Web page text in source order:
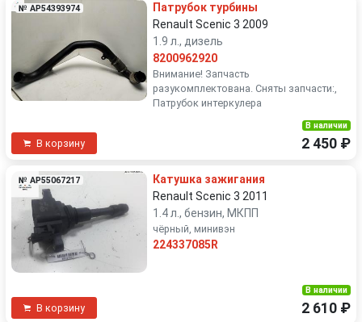
№ AP54393974
Патрубок турбины
Renault Scenic 3 2009
1.9 л., дизель
8200962920
Внимание! Запчасть
разукомплектована. Сняты запчасти:,
Патрубок интеркулера
В корзину
В наличии
2 450 ₽
№ AP55067217
Катушка зажигания
Renault Scenic 3 2011
1.4 л., бензин, МКПП
чёрный, минивэн
224337085R
В корзину
В наличии
2 610 ₽